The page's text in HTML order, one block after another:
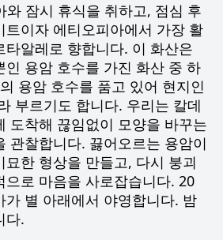
와 잠시 휴식을 취하고, 점심 후
트이자 에티오피아에서 가장 활
타알레로 향합니다. 이 화산은
인 용암 호수를 가진 화산 중 하
용암 호수를 품고 있어 현지인
부르기도 합니다. 우리는 칼데
도착해 끊임없이 모양을 바꾸는
관찰합니다. 끓어오르는 용암이
묘한 형상을 만들고, 다시 붕괴
으로 마음을 사로잡습니다. 20
가 별 아래에서 야영합니다. 밤
다.